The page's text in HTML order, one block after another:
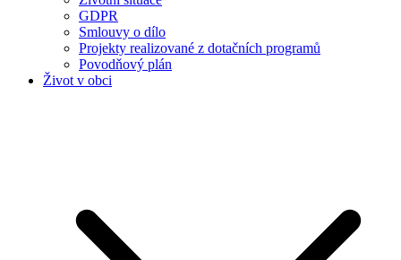
GDPR
Smlouvy o dílo
Projekty realizované z dotačních programů
Povodňový plán
Život v obci